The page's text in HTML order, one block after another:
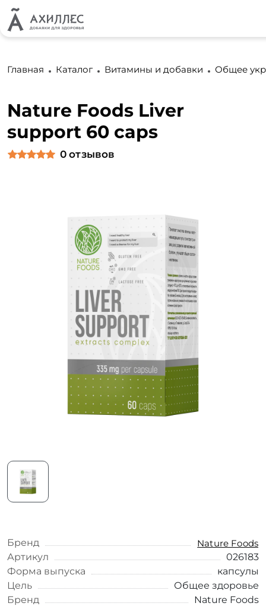
Главная Каталог Витамины и добавки Общее
Nature Foods Liver
support 60 caps
0 отзывов
Бренд
Nature Foods
Артикул
026183
Форма выпуска
капсулы
Цель
Общее здоровье
Бренд
Nature Foods